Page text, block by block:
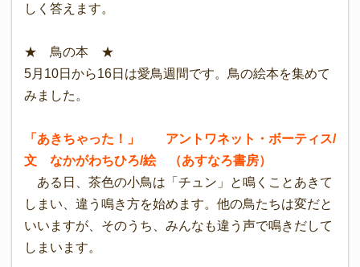
しく答えます。
★ 鳥の本 ★
5月10日から16日は愛鳥週間です。鳥の絵本を集めて
みました。
「あきちゃった！」 アントワネット・ボーティス/
文 なかがわちひろ/絵 （あすなろ書房）
ある日、茶色の小鳥は「チュン」と鳴くことあきて
しまい、違う鳴き方を始めます。他の鳥たちは変だと
いいますが、そのうち、みんなも違う声で鳴きだして
しまいます。